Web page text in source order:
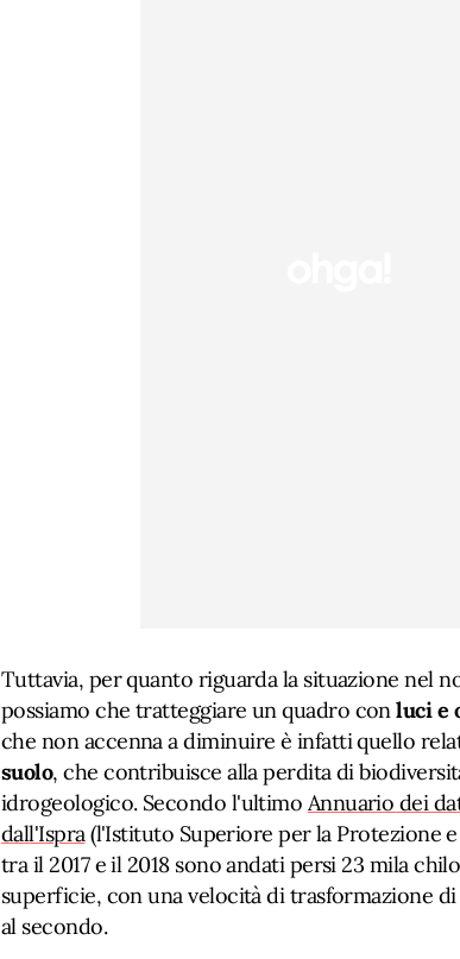
Tuttavia, per quanto riguarda la situazione nel
possiamo che tratteggiare un quadro conluci e
che non accenna a diminuire è infatti quello
suolo, che contribuisce alla perdita di
idrogeologico. Secondo l'ultimo Annuario dei
dall'Ispra(l'Istituto Superiore per la Protezione e
tra il 2017 e il 2018 sono andati persi 23 mila
superficie, con una velocità di trasformazione
al secondo.